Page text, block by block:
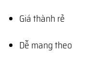
Giá thành rẻ
Dễ mang theo